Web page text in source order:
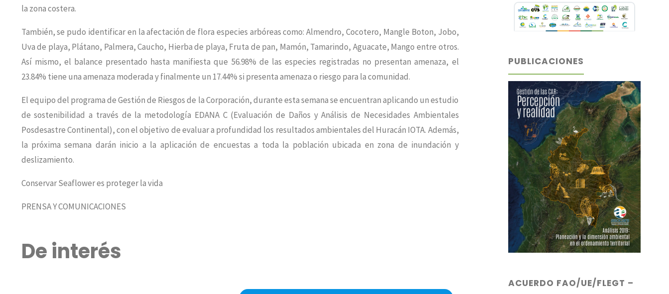
la zona costera.
También, se pudo identificar en la afectación de flora especies arbóreas como: Almendro, Cocotero, Mangle Boton, Jobo,
Uva de playa, Plátano, Palmera, Caucho, Hierba de playa, Fruta de pan, Mamón, Tamarindo, Aguacate, Mango entre otros.
Así mismo, el balance presentado hasta manifiesta que 56.98% de las especies registradas no presentan amenaza, el
23.84% tiene una amenaza moderada y finalmente un 17.44% si presenta amenaza o riesgo para la comunidad.
El equipo del programa de Gestión de Riesgos de la Corporación, durante esta semana se encuentran aplicando un estudio
de sostenibilidad a través de la metodología EDANA C (Evaluación de Daños y Análisis de Necesidades Ambientales
Posdesastre Continental), con el objetivo de evaluar a profundidad los resultados ambientales del Huracán IOTA. Además,
la próxima semana darán inicio a la aplicación de encuestas a toda la población ubicada en zona de inundación y
deslizamiento.
Conservar Seaflower es proteger la vida
PRENSA Y COMUNICACIONES
De interés
PUBLICACIONES
ACUERDO FAO/UE/FLEGT –